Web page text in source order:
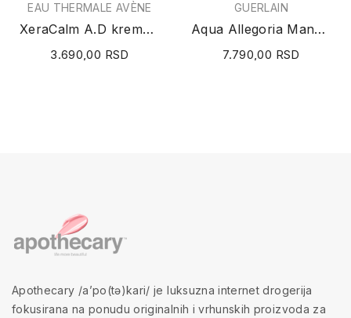
EAU THERMALE AVÈNE
XeraCalm A.D krema za relipidaciju 200ml
3.690,00 RSD
GUERLAIN
Aqua Allegoria Mandarine Basilic Hand Cream 50ml
7.790,00 RSD
Apothecary /a’po(tə)kari/ je luksuzna internet drogerija
fokusirana na ponudu originalnih i vrhunskih proizvoda za